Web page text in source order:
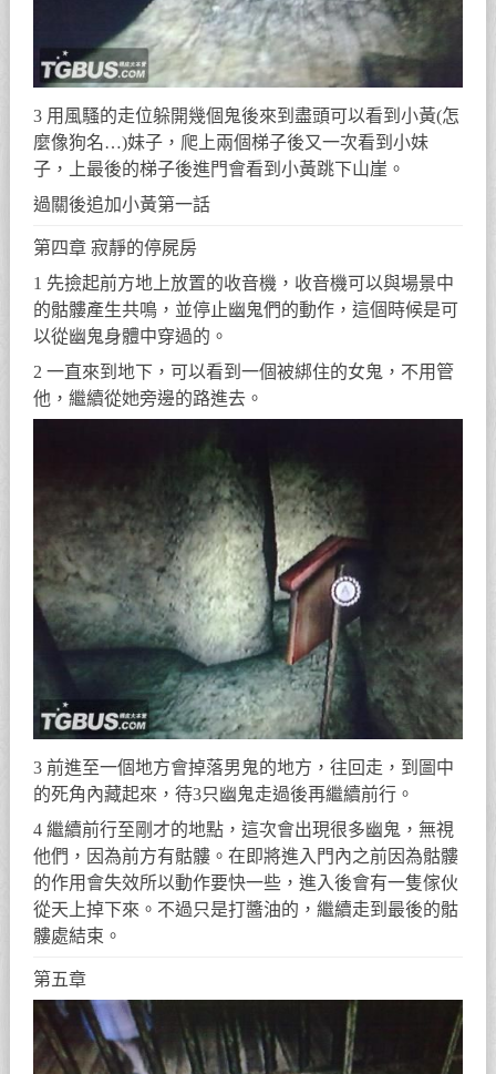
3 用風騷的走位躲開幾個鬼後來到盡頭可以看到小黃(怎
麼像狗名…)妹子，爬上兩個梯子後又一次看到小妹
子，上最後的梯子後進門會看到小黃跳下山崖。
過關後追加小黃第一話
第四章 寂靜的停屍房
1 先撿起前方地上放置的收音機，收音機可以與場景中
的骷髏產生共鳴，並停止幽鬼們的動作，這個時候是可
以從幽鬼身體中穿過的。
2 一直來到地下，可以看到一個被綁住的女鬼，不用管
他，繼續從她旁邊的路進去。
3 前進至一個地方會掉落男鬼的地方，往回走，到圖中
的死角內藏起來，待3只幽鬼走過後再繼續前行。
4 繼續前行至剛才的地點，這次會出現很多幽鬼，無視
他們，因為前方有骷髏。在即將進入門內之前因為骷髏
的作用會失效所以動作要快一些，進入後會有一隻傢伙
從天上掉下來。不過只是打醬油的，繼續走到最後的骷
髏處結束。
第五章